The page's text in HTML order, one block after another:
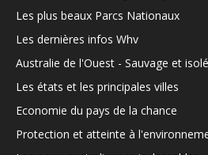
Les plus beaux Parcs Nationaux
Les dernières infos Whv
Australie de l'Ouest - Sauvage et isolé
Les états et les principales villes
Economie du pays de la chance
Protection et atteinte à